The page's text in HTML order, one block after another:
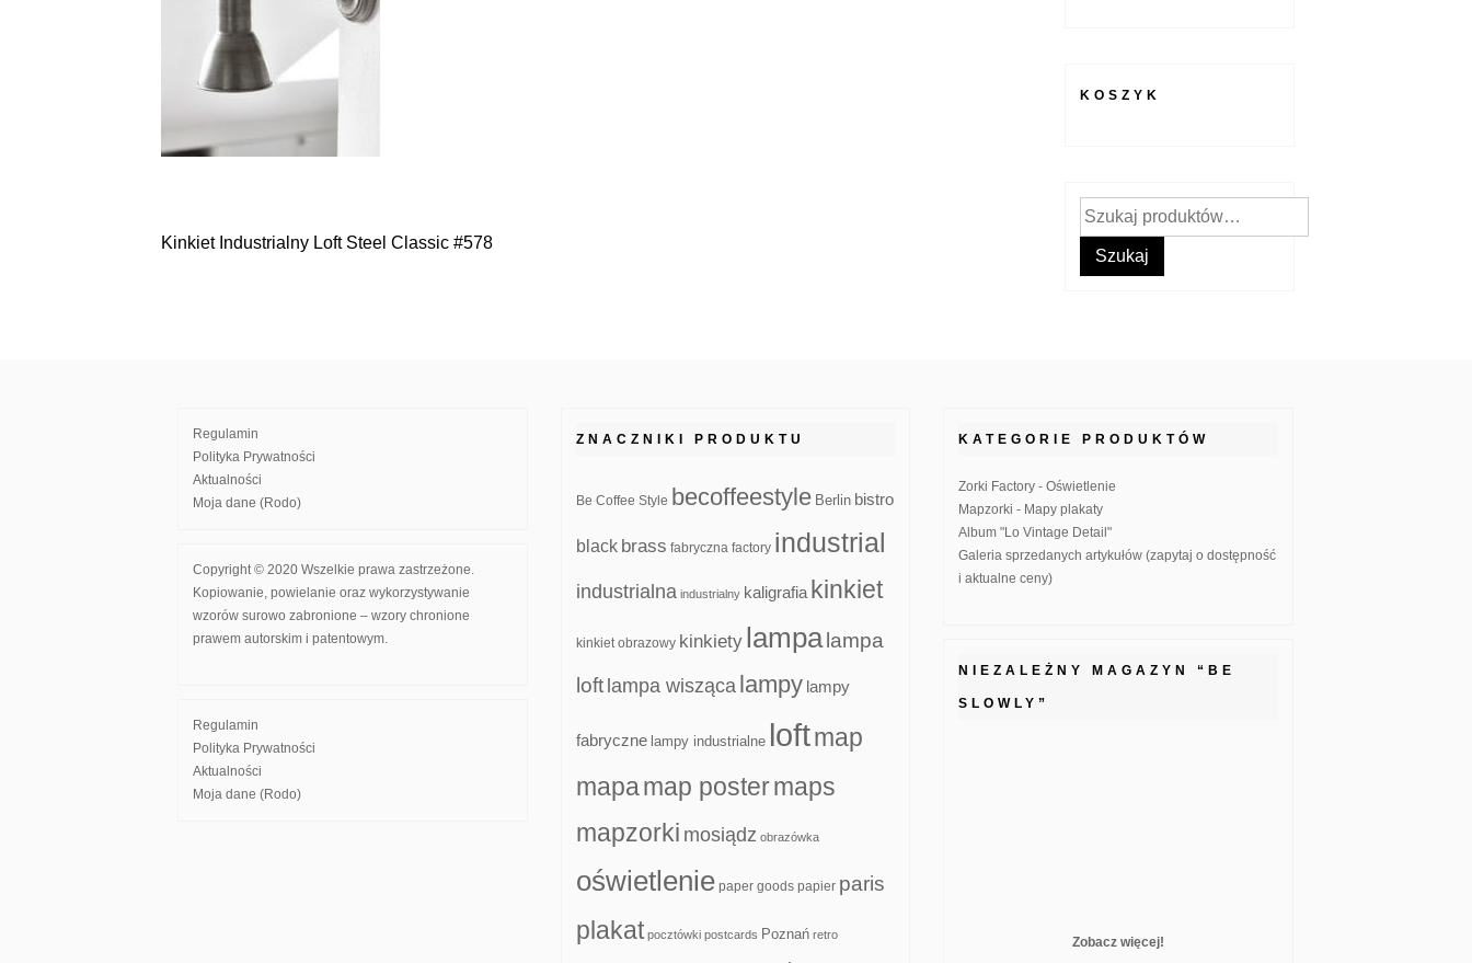
Nawigacja
Kinkiet Industrialny Loft Steel Classic #578
KOSZYK
Szukaj:
Szukaj
Regulamin
Polityka Prywatności
Aktualności
Moja dane (Rodo)
Copyright © 2020 Wszelkie prawa zastrzeżone.
Kopiowanie, powielanie oraz wykorzystywanie
wzorów surowo zabronione – wzory chronione
prawem autorskim i patentowym.
Regulamin
Polityka Prywatności
Aktualności
Moja dane (Rodo)
ZNACZNIKI PRODUKTU
Be Coffee Style becoffeestyle Berlin bistro
black brass fabryczna factory industrial
industrialna industrialny kaligrafia kinkiet
kinkiet obrazowy kinkiety lampa lampa
loft lampa wisząca lampy lampy
fabryczne lampy industrialne loftmap
mapamap postermaps
mapzorki mosiądz obrazówka
oświetlenie paper goods papier paris
plakat pocztówki postcards Poznań retro
KATEGORIE PRODUKTÓW
Zorki Factory - Oświetlenie
Mapzorki - Mapy plakaty
Album "Lo Vintage Detail"
Galeria sprzedanych artykułów (zapytaj o dostępność
i aktualne ceny)
NIEZALEŻNY MAGAZYN “BE
SLOWLY”
Zobacz więcej!